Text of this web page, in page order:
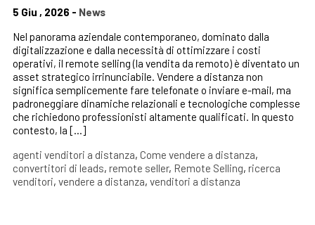
5 Giu , 2026 - News
Nel panorama aziendale contemporaneo, dominato dalla
digitalizzazione e dalla necessità di ottimizzare i costi
operativi, il remote selling (la vendita da remoto) è diventato un
asset strategico irrinunciabile. Vendere a distanza non
significa semplicemente fare telefonate o inviare e-mail, ma
padroneggiare dinamiche relazionali e tecnologiche complesse
che richiedono professionisti altamente qualificati. In questo
contesto, la […]
agenti venditori a distanza, Come vendere a distanza,
convertitori di leads, remote seller, Remote Selling, ricerca
venditori, vendere a distanza, venditori a distanza